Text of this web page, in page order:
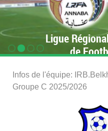
Ligue
de
Infos de l'équipe:
Groupe C 2025/2026